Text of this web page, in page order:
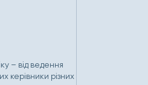
– від ведення
керівники різних